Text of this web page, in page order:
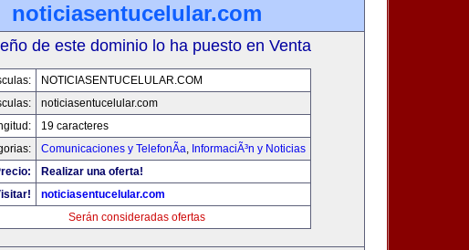
noticiasentucelular.com
de este dominio lo ha puesto en Venta
NOTICIASENTUCELULAR.COM
noticiasentucelular.com
19 caracteres
Comunicaciones y TelefonÃ­a, InformaciÃ³n y Noticias
Realizar una oferta!
noticiasentucelular.com
Serán consideradas ofertas